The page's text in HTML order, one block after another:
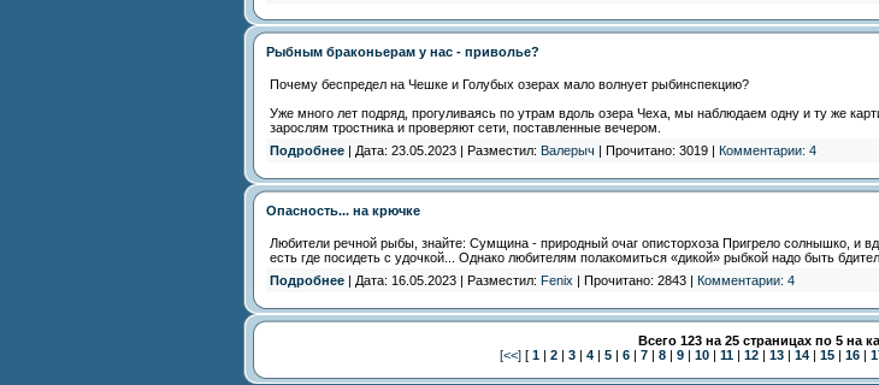
Рыбным браконьерам у нас - приволье?
Почему беспредел на Чешке и Голубых озерах мало волнует рыбинспекцию?
Уже много лет подряд, прогуливаясь по утрам вдоль озера Чеха, мы наблюдаем одну и ту же
зарослям тростника и проверяют сети, поставленные вечером.
Подробнее | Дата: 23.05.2023 | Разместил: Валерыч | Прочитано: 3019 | Комментарии: 4
Опасность... на крючке
Любители речной рыбы, знайте: Сумщина - природный очаг описторхоза Пригрело солнышко, и
есть где посидеть с удочкой... Однако любителям полакомиться «дикой» рыбкой надо быть
Подробнее | Дата: 16.05.2023 | Разместил: Fenix | Прочитано: 2843 | Комментарии: 4
Всего 123 на 25 страницах по 5 на
[<<] [ 1| 2| 3| 4| 5| 6| 7| 8| 9| 10| 11| 12| 13| 14| 15| 16|